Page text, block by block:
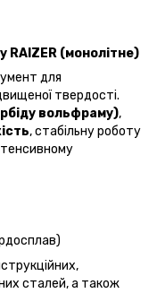
(монолітне)
для
твердості.
вольфраму),
, стабільну роботу
сталей, а також